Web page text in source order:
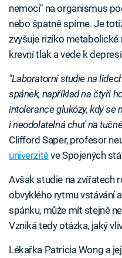
nemoci" na organismus
nebo špatně spíme. Je
zvyšuje riziko metabolické
krevní tlak a vede k
"Laboratorní studie na
spánek, například na čtyři
intolerance glukózy, kdy se
i neodolatelná chuť na
Clifford Saper, profesor
univerzitěve Spojených
Avšak studie na zvířatech
obvyklého rytmu vstávání
spánku, může mít stejně
Vzniká tedy otázka, jaký
Lékařka Patricia Wong a